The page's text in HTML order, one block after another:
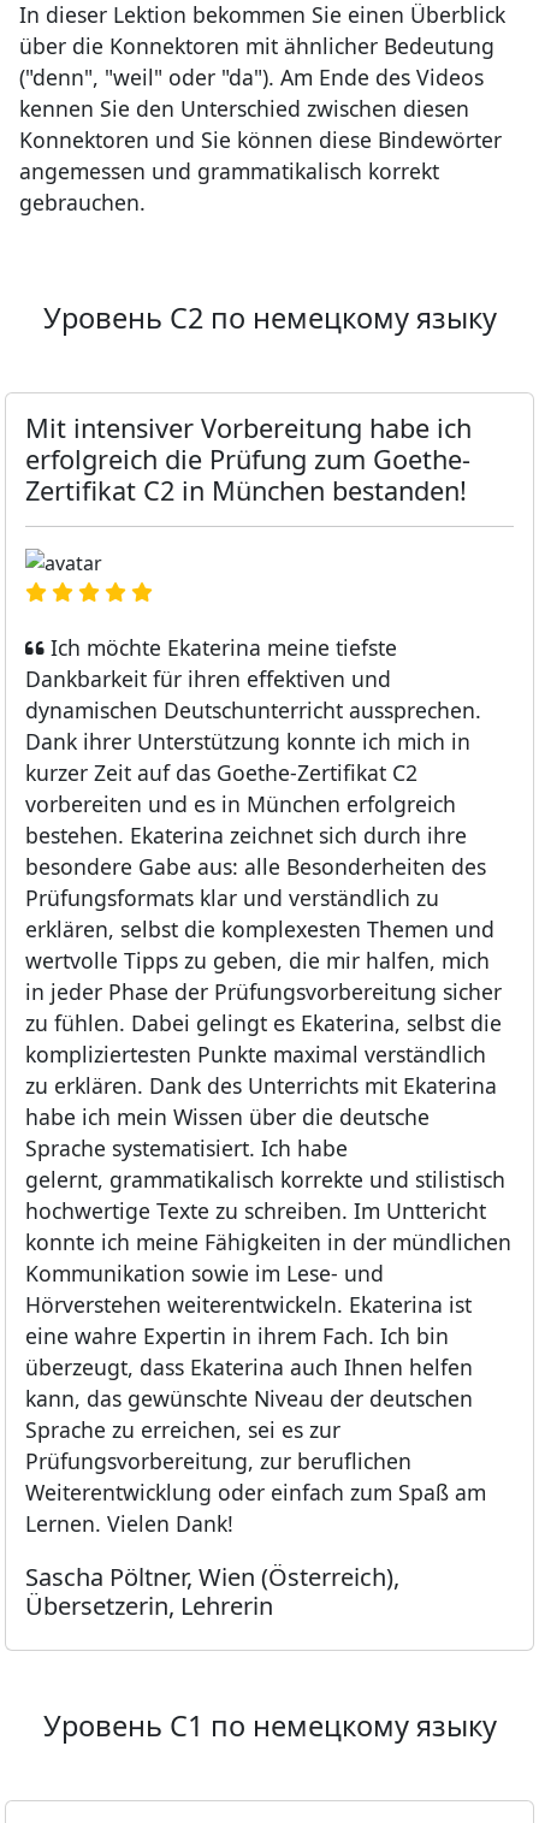
In dieser Lektion bekommen Sie einen Überblick
über die Konnektoren mit ähnlicher Bedeutung
("denn", "weil" oder "da"). Am Ende des Videos
kennen Sie den Unterschied zwischen diesen
Konnektoren und Sie können diese Bindewörter
angemessen und grammatikalisch korrekt
gebrauchen.
Уровень C2 по немецкому языку
Mit intensiver Vorbereitung habe ich
erfolgreich die Prüfung zum Goethe-
Zertifikat C2 in München bestanden!
Ich möchte Ekaterina meine tiefste
Dankbarkeit für ihren effektiven und
dynamischen Deutschunterricht aussprechen.
Dank ihrer Unterstützung konnte ich mich in
kurzer Zeit auf das Goethe-Zertifikat C2
vorbereiten und es in München erfolgreich
bestehen. Ekaterina zeichnet sich durch ihre
besondere Gabe aus: alle Besonderheiten des
Prüfungsformats klar und verständlich zu
erklären, selbst die komplexesten Themen und
wertvolle Tipps zu geben, die mir halfen, mich
in jeder Phase der Prüfungsvorbereitung sicher
zu fühlen. Dabei gelingt es Ekaterina, selbst die
kompliziertesten Punkte maximal verständlich
zu erklären. Dank des Unterrichts mit Ekaterina
habe ich mein Wissen über die deutsche
Sprache systematisiert. Ich habe
gelernt, grammatikalisch korrekte und stilistisch
hochwertige Texte zu schreiben. Im Unttericht
konnte ich meine Fähigkeiten in der mündlichen
Kommunikation sowie im Lese- und
Hörverstehen weiterentwickeln. Ekaterina ist
eine wahre Expertin in ihrem Fach. Ich bin
überzeugt, dass Ekaterina auch Ihnen helfen
kann, das gewünschte Niveau der deutschen
Sprache zu erreichen, sei es zur
Prüfungsvorbereitung, zur beruflichen
Weiterentwicklung oder einfach zum Spaß am
Lernen. Vielen Dank!
Sascha Pöltner, Wien (Österreich),
Übersetzerin, Lehrerin
Уровень C1 по немецкому языку